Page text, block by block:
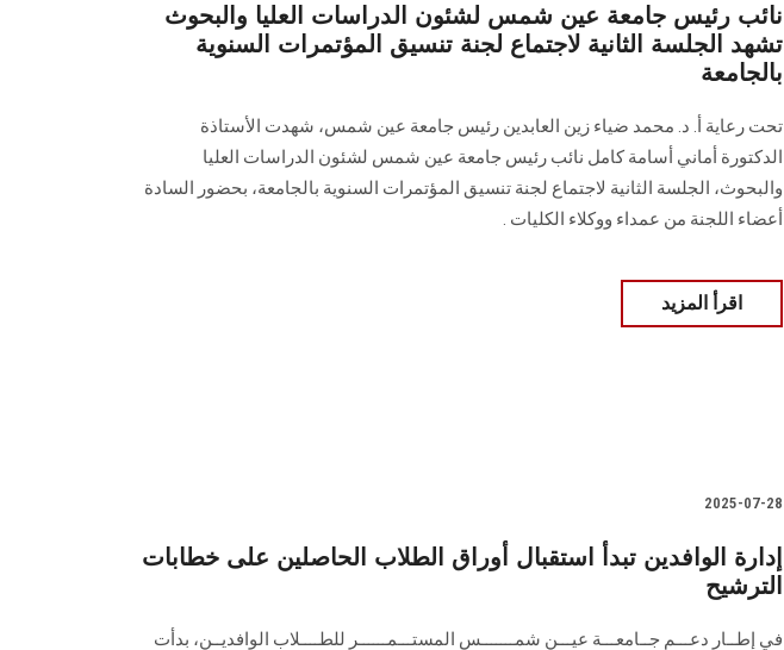
نائب رئيس جامعة عين شمس لشئون الدراسات العليا والبحوث
تشهد الجلسة الثانية لاجتماع لجنة تنسيق المؤتمرات السنوية
بالجامعة
تحت رعاية أ. د. محمد ضياء زين العابدين رئيس جامعة عين شمس، شهدت الأستاذة
الدكتورة أماني أسامة كامل نائب رئيس جامعة عين شمس لشئون الدراسات العليا
والبحوث، الجلسة الثانية لاجتماع لجنة تنسيق المؤتمرات السنوية بالجامعة، بحضور السادة
أعضاء اللجنة من عمداء ووكلاء الكليات .
اقرأ المزيد
2025-07-28
إدارة الوافدين تبدأ استقبال أوراق الطلاب الحاصلين على خطابات
الترشيح
في إطــار دعـــم جــامعـــة عيـــن شمـــــــس المستـــمــــــر للطــــلاب الوافديــن، بدأت